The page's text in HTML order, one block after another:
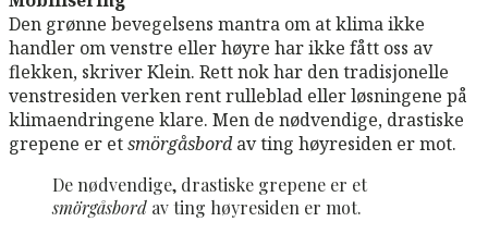
Den grønne bevegelsens mantra om at klima ikke
handler om venstre eller høyre har ikke fått oss av
flekken, skriver Klein. Rett nok har den tradisjonelle
venstresiden verken rent rulleblad eller løsningene på
klimaendringene klare. Men de nødvendige, drastiske
grepene er etsmörgåsbordav ting høyresiden er mot.
De nødvendige, drastiske grepene er et
smörgåsbord av ting høyresiden er mot.